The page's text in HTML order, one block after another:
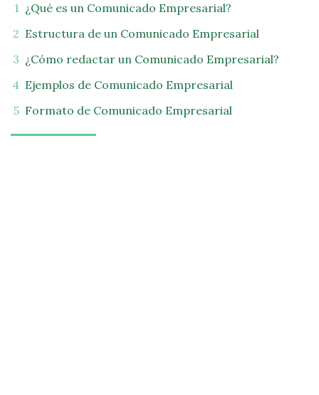
¿Qué es un Comunicado Empresarial?
Estructura de un Comunicado Empresarial
¿Cómo redactar un Comunicado Empresarial?
Ejemplos de Comunicado Empresarial
Formato de Comunicado Empresarial